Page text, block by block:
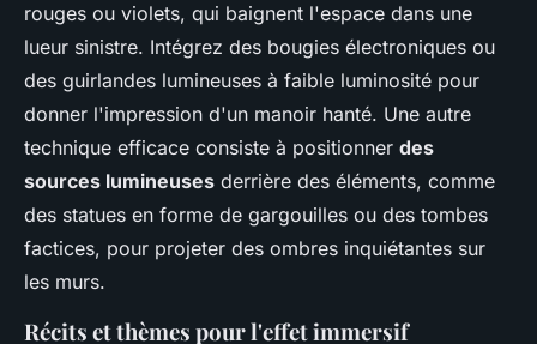
rouges ou violets, qui baignent l'espace dans une
lueur sinistre. Intégrez des bougies électroniques ou
des guirlandes lumineuses à faible luminosité pour
donner l'impression d'un manoir hanté. Une autre
technique efficace consiste à positionner des
sources lumineuses derrière des éléments, comme
des statues en forme de gargouilles ou des tombes
factices, pour projeter des ombres inquiétantes sur
les murs.
Récits et thèmes pour l'effet immersif